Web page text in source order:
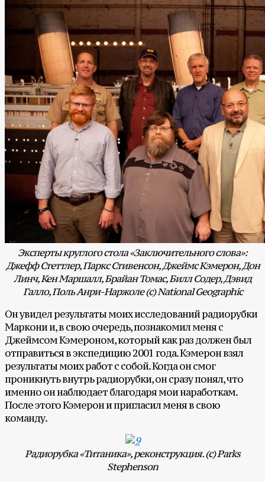
Эксперты круглого стола «Заключительного слова»:
Джефф Стеттлер, Паркс Стивенсон, Джеймс Кэмерон, Дон
Линч, Кен Маршалл, Брайан Томас, Билл Содер, Дэвид
Галло, Поль Анри-Наржоле (с) National Geographic
Он увидел результаты моих исследований радиорубки
Маркони и, в свою очередь, познакомил меня с
Джеймсом Кэмероном, который как раз должен был
отправиться в экспедицию 2001 года. Кэмерон взял
результаты моих работ с собой. Когда он смог
проникнуть внутрь радиорубки, он сразу понял, что
именно он наблюдает благодаря мои наработкам.
После этого Кэмерон и пригласил меня в свою
команду.
Радиорубка «Титаника», реконструкция. (с)Parks
Stephenson